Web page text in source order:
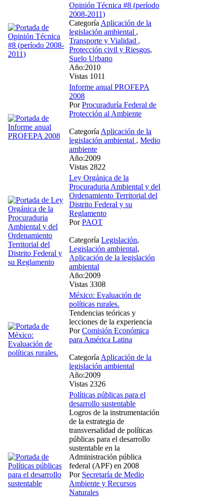
Opinión Técnica #8 (período
2008-2011)
Categoría Aplicación de la
legislación ambiental ,
Transporte y Vialidad ,
Protección civil y Riesgos,
Suelo Urbano
Año:2010
Vistas 1011
Informe anual PROFEPA
2008
PorProcuraduría Federal de
Protección al Ambiente
Categoría Aplicación de la
legislación ambiental , Medio
ambiente
Año:2009
Vistas 2822
Ley Orgánica de la
Procuraduria Ambiental y del
Ordenamiento Territorial del
Distrito Federal y su
Reglamento
PorPAOT
Categoría Legislación,
Legislación ambiental,
Aplicación de la legislación
ambiental
Año:2009
Vistas 3308
México: Evaluación de
políticas rurales.
Tendencias teóricas y
lecciones de la experiencia
PorComisión Económica
para América Latina
Categoría Aplicación de la
legislación ambiental
Año:2009
Vistas 2326
Políticas públicas para el
desarrollo sustentable
Logros de la instrumentación
de la estrategia de
transversalidad de políticas
públicas para el desarrollo
sustentable en la
Administración pública
federal (APF) en 2008
Por Secretaría de Medio
Ambiente y Recursos
Naturales